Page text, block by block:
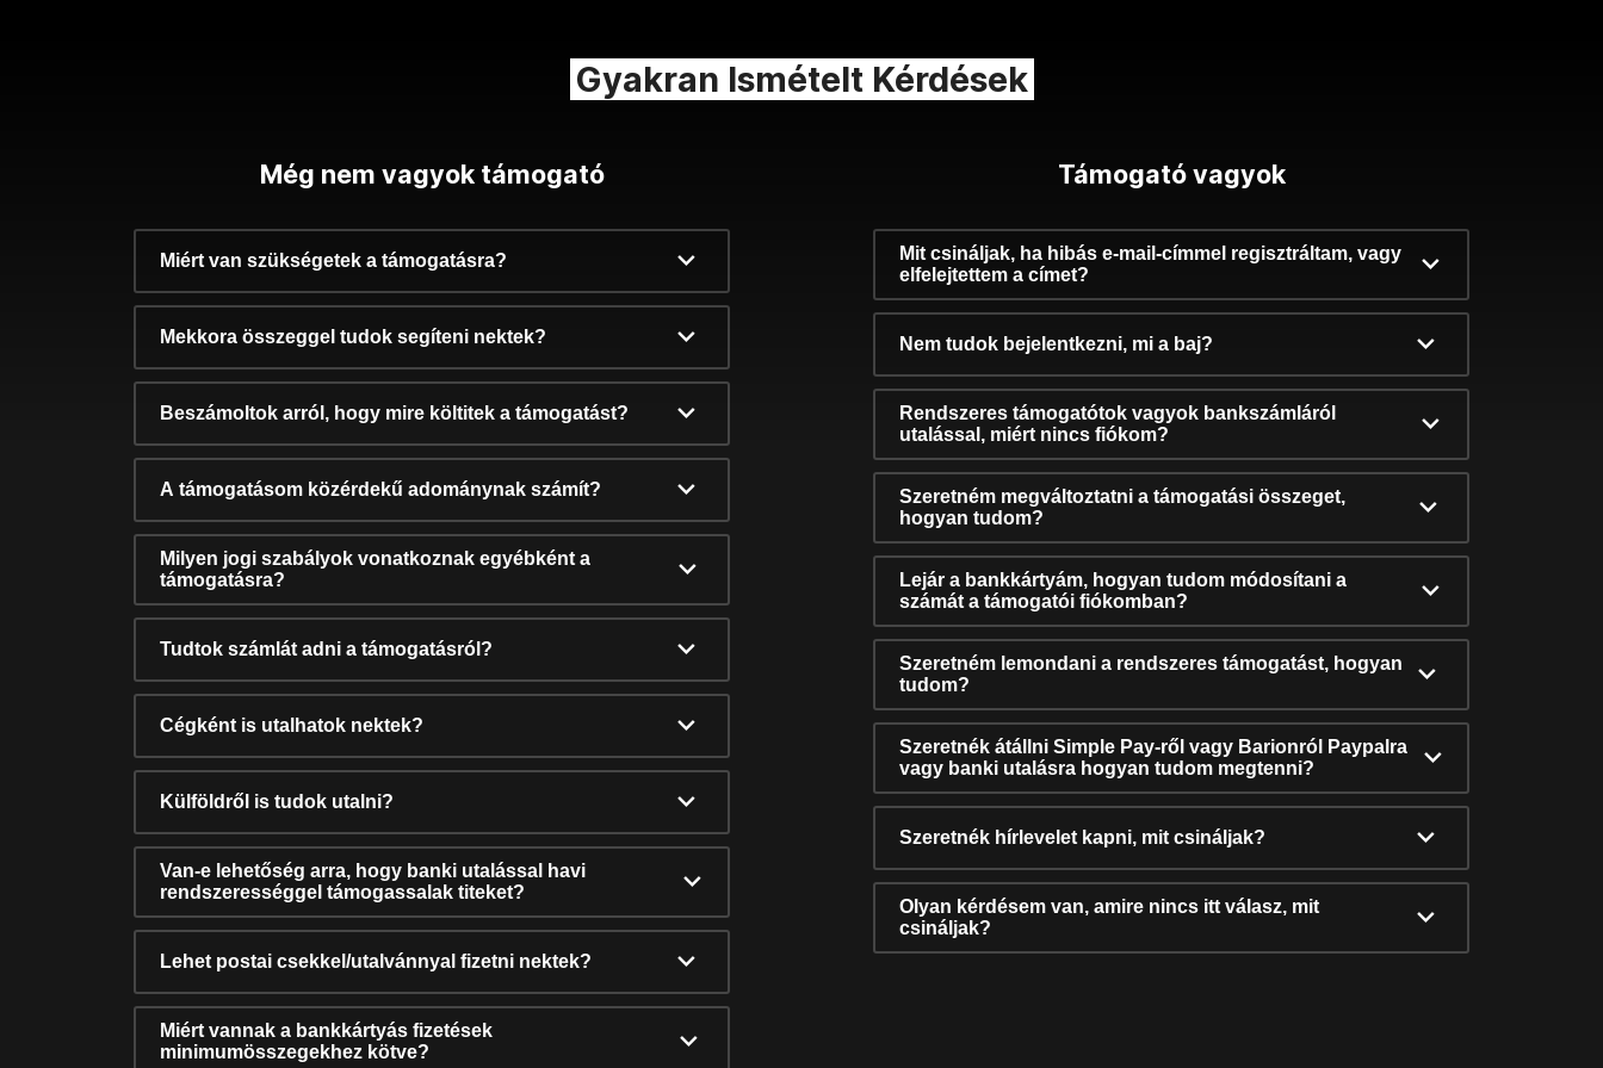
Gyakran Ismételt Kérdések
Még nem vagyok támogató
Miért van szükségetek a támogatásra?
Mekkora összeggel tudok segíteni nektek?
Beszámoltok arról, hogy mire költitek a támogatást?
A támogatásom közérdekű adománynak számít?
Milyen jogi szabályok vonatkoznak egyébként a
támogatásra?
Tudtok számlát adni a támogatásról?
Cégként is utalhatok nektek?
Külföldről is tudok utalni?
Van-e lehetőség arra, hogy banki utalással havi
rendszerességgel támogassalak titeket?
Lehet postai csekkel/utalvánnyal fizetni nektek?
Miért vannak a bankkártyás fizetések
minimumösszegekhez kötve?
Támogató vagyok
Mit csináljak, ha hibás e-mail-címmel regisztráltam, vagy
elfelejtettem a címet?
Nem tudok bejelentkezni, mi a baj?
Rendszeres támogatótok vagyok bankszámláról
utalással, miért nincs fiókom?
Szeretném megváltoztatni a támogatási összeget,
hogyan tudom?
Lejár a bankkártyám, hogyan tudom módosítani a
számát a támogatói fiókomban?
Szeretném lemondani a rendszeres támogatást, hogyan
tudom?
Szeretnék átállni Simple Pay-ről vagy Barionról Paypalra
vagy banki utalásra hogyan tudom megtenni?
Szeretnék hírlevelet kapni, mit csináljak?
Olyan kérdésem van, amire nincs itt válasz, mit
csináljak?